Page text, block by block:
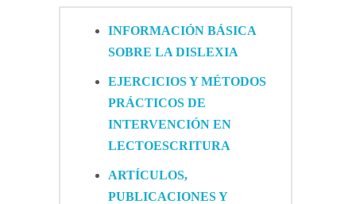
INFORMACIÓN BÁSICA
SOBRE LA DISLEXIA
EJERCICIOS Y MÉTODOS
PRÁCTICOS DE
INTERVENCIÓN EN
LECTOESCRITURA
ARTÍCULOS,
PUBLICACIONES Y